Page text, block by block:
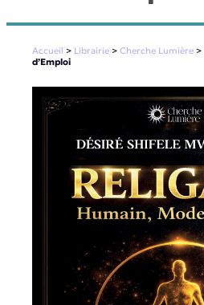
Accueil > Librairie > Cherche Lumière >
d’Emploi